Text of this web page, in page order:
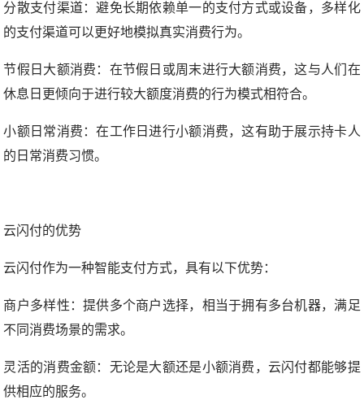
分散支付渠道：避免长期依赖单一的支付方式或设备，多样化
的支付渠道可以更好地模拟真实消费行为。
节假日大额消费：在节假日或周末进行大额消费，这与人们在
休息日更倾向于进行较大额度消费的行为模式相符合。
小额日常消费：在工作日进行小额消费，这有助于展示持卡人
的日常消费习惯。
云闪付的优势
云闪付作为一种智能支付方式，具有以下优势：
商户多样性：提供多个商户选择，相当于拥有多台机器，满足
不同消费场景的需求。
灵活的消费金额：无论是大额还是小额消费，云闪付都能够提
供相应的服务。